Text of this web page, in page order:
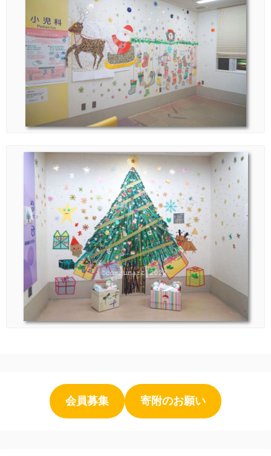
会員募集 寄附のお願い